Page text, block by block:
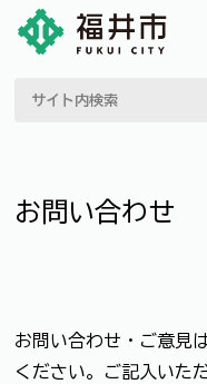
お問い合わせ
お問い合わせ・ご意見
ください。ご記入いた